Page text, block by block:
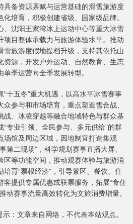
具备资源禀赋与运营基础的滑雪旅游度
培育，积极创建省级、国家级品牌。
、沈阳王家湾冰上运动中心等重大冰雪
项目整体承载力与旅游体验水平。推动
雪旅游度假地提档升级，支持其依托山
资源，开发户外运动、自然教育、生态
季运营向全季发展转型。
十五冬”重大机遇，以高水平冰雪赛事
参与和市场培育，重点塑造雪合战、
战、冰凌穿越等融合地域特色与群众基
专业引领、全民参与、多元供给”的群
场馆及周边区域，因地制宜打造集观
第二现场”，科学规划赛事直播大屏、
区等功能空间，推动观赛体验与旅游消
育“票根经济”，引导景区、餐饮、住
提供专属优惠或联票服务，拓展“食住
动赛事流量高效转化为文旅消费增量。
：文章来自网络，不代表本站观点。